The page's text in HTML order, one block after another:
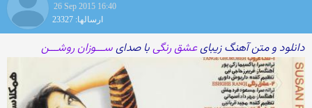
26 Sep 2015 16:40
ارسالها: 23327
دانلود و متن آهنگ زیبایعشق رنگیبا صدایســـوزان روشـــن